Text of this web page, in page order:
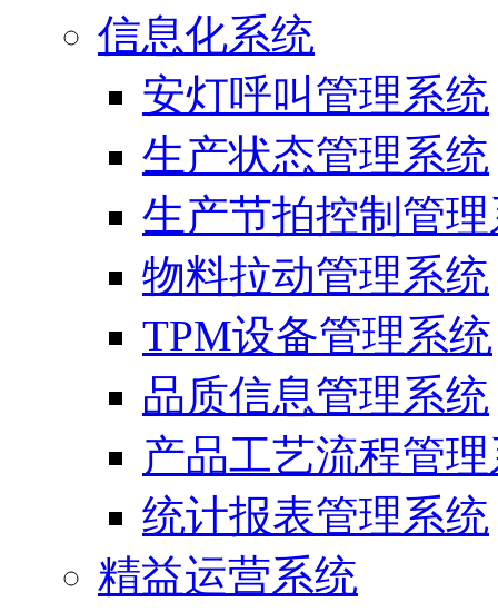
信息化系统
安灯呼叫管理系统
生产状态管理系统
生产节拍控制管
物料拉动管理系统
TPM设备管理系统
品质信息管理系统
产品工艺流程管
统计报表管理系统
精益运营系统